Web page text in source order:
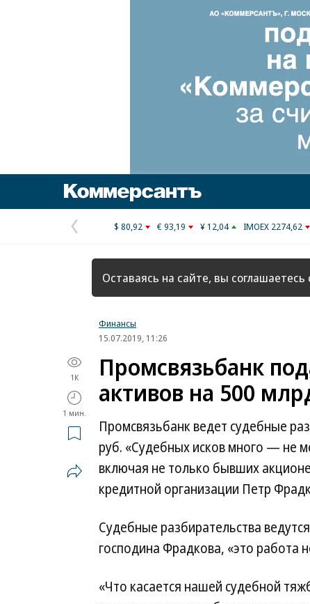
Предыдущая
страница
$ 80,92 € 93,19 ¥ 12,04 IMOEX 2274,62
Оставаясь на сайте, вы соглашаетесь
Финансы
15.07.2019, 11:26
1K
1 мин.
Промсвязьбанк
активов на 500
Промсвязьбанк ведет судебные
руб. «Судебных исков много — не
включая не только бывших
кредитной организации Петр
Судебные разбирательства
господина Фрадкова, «это работа
«Что касается нашей судебной